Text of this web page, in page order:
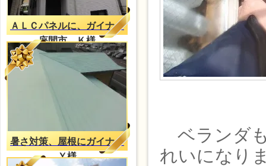
ＡＬＣパネルに、ガイナ
座間市 Ｋ様
暑さ対策、屋根にガイナ
Ｙ様
ベランダ
れいになり